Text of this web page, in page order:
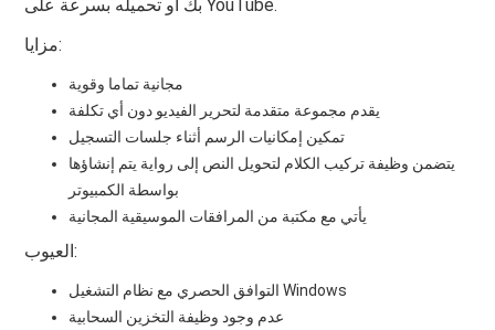
بك أو تحميله بسرعة على YouTube.
مزايا:
مجانية تماما وقوية
يقدم مجموعة متقدمة لتحرير الفيديو دون أي تكلفة
تمكين إمكانيات الرسم أثناء جلسات التسجيل
يتضمن وظيفة تركيب الكلام لتحويل النص إلى رواية يتم إنشاؤها
بواسطة الكمبيوتر
يأتي مع مكتبة من المرافقات الموسيقية المجانية
العيوب:
التوافق الحصري مع نظام التشغيل Windows
عدم وجود وظيفة التخزين السحابية